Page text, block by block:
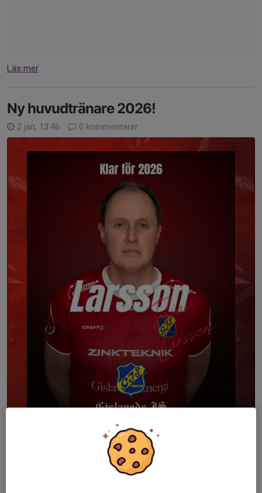
Läs mer
Ny huvudtränare 2026!
2 jan, 13:46 0 kommentarer
Tobias Larsson är klar som huvudtränare för Damlaget
Vi kan nu presentera att Tobias Larsson blir ny huvudtränare för